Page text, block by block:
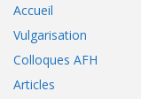
Accueil
Vulgarisation
Colloques AFH
Articles